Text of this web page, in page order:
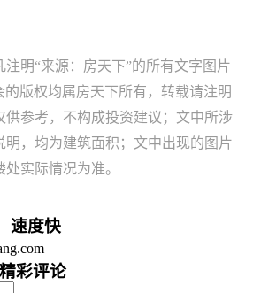
注明“来源：房天下”的所有文字图片
的版权均属房天下所有，转载请注明
供参考，不构成投资建议；文中所涉
明，均为建筑面积；文中出现的图片
实际情况为准。
速度快
精彩评论